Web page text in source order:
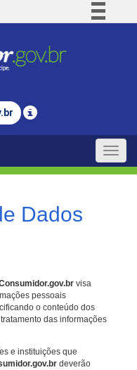
Comunica BR
Legislação
Toggle
Dados
visa
pessoais
o conteúdo dos
das informações
e instituições que
deverão